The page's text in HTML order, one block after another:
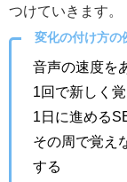
つけていきます。
変化の付け方の
音声の速度を
1回で新しく
1日に進める
その周で覚え
する